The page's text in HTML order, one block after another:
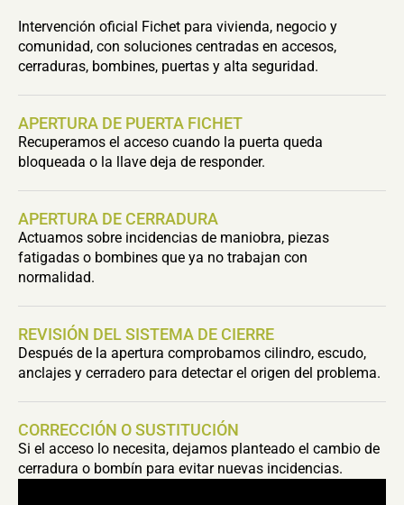
Intervención oficial Fichet para vivienda, negocio y
comunidad, con soluciones centradas en accesos,
cerraduras, bombines, puertas y alta seguridad.
APERTURA DE PUERTA FICHET
Recuperamos el acceso cuando la puerta queda
bloqueada o la llave deja de responder.
APERTURA DE CERRADURA
Actuamos sobre incidencias de maniobra, piezas
fatigadas o bombines que ya no trabajan con
normalidad.
REVISIÓN DEL SISTEMA DE CIERRE
Después de la apertura comprobamos cilindro, escudo,
anclajes y cerradero para detectar el origen del problema.
CORRECCIÓN O SUSTITUCIÓN
Si el acceso lo necesita, dejamos planteado el cambio de
cerradura o bombín para evitar nuevas incidencias.